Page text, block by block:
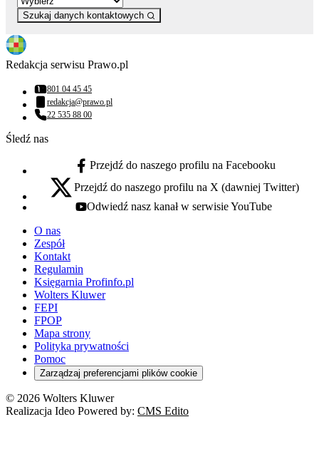
Szukaj danych kontaktowych
Redakcja serwisu Prawo.pl
Numer telefonu:
801 04 45 45
Adres email:
redakcja@prawo.pl
Numer telefonu:
22 535 88 00
Śledź nas
facebook - otwiera się w nowej karcie
Przejdź do naszego profilu na Facebooku
x - otwiera się w nowej karcie
Przejdź do naszego profilu na X (dawniej Twitter)
youtube - otwiera się w nowej karcie
Odwiedź nasz kanał w serwisie YouTube
O nas
Zespół
Kontakt
Regulamin
Księgarnia Profinfo.pl
Wolters Kluwer
FEPI
FPOP
Mapa strony
Polityka prywatności
Pomoc
Zarządzaj preferencjami plików cookie
© 2026 Wolters Kluwer
Realizacja Ideo Powered by: CMS Edito